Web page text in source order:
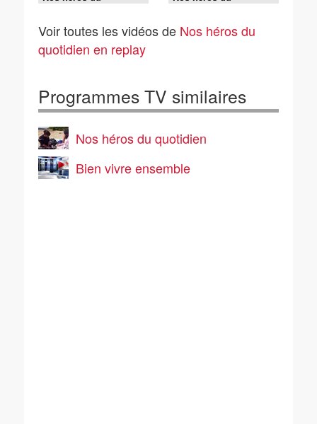
quotidien - La face
français
quotidien - Loire-
d'urgence en rase
campagne
Voir toutes les vidéos de Nos héros du
quotidien en replay
Programmes TV similaires
Nos héros du quotidien
Bien vivre ensemble